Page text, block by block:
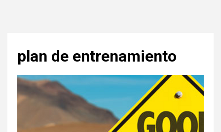
plan de entrenamiento